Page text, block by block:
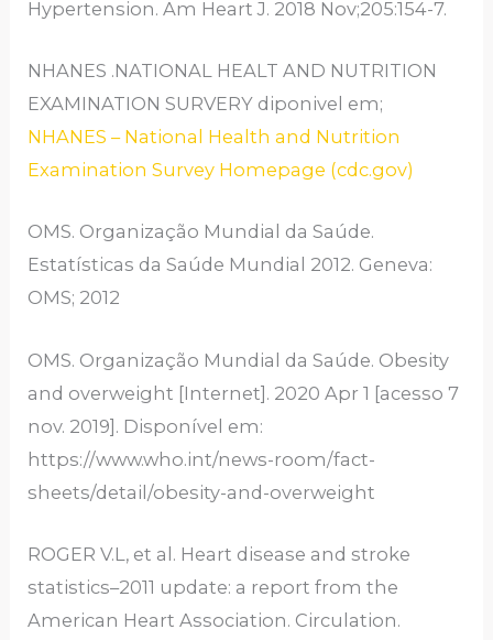
Hypertension. Am Heart J. 2018 Nov;205:154-7.
NHANES .NATIONAL HEALT AND NUTRITION
EXAMINATION SURVERY diponivel em;
NHANES – National Health and Nutrition
Examination Survey Homepage (cdc.gov)
OMS. Organização Mundial da Saúde.
Estatísticas da Saúde Mundial 2012. Geneva:
OMS; 2012
OMS. Organização Mundial da Saúde. Obesity
and overweight [Internet]. 2020 Apr 1 [acesso 7
nov. 2019]. Disponível em:
https://www.who.int/news-room/fact-
sheets/detail/obesity-and-overweight
ROGER V.L, et al. Heart disease and stroke
statistics–2011 update: a report from the
American Heart Association. Circulation.